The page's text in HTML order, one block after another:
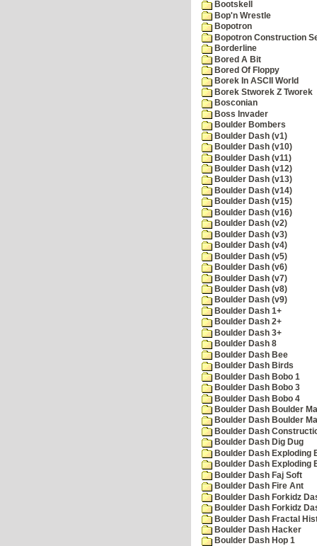
Bootskell
Bop'n Wrestle
Bopotron
Bopotron Construction
Borderline
Bored A Bit
Bored Of Floppy
Borek In ASCII World
Borek Stworek Z Tworek
Bosconian
Boss Invader
Boulder Bombers
Boulder Dash (v1)
Boulder Dash (v10)
Boulder Dash (v11)
Boulder Dash (v12)
Boulder Dash (v13)
Boulder Dash (v14)
Boulder Dash (v15)
Boulder Dash (v16)
Boulder Dash (v2)
Boulder Dash (v3)
Boulder Dash (v4)
Boulder Dash (v5)
Boulder Dash (v6)
Boulder Dash (v7)
Boulder Dash (v8)
Boulder Dash (v9)
Boulder Dash 1+
Boulder Dash 2+
Boulder Dash 3+
Boulder Dash 8
Boulder Dash Bee
Boulder Dash Birds
Boulder Dash Bobo 1
Boulder Dash Bobo 3
Boulder Dash Bobo 4
Boulder Dash Boulder
Boulder Dash Boulder
Boulder Dash
Boulder Dash Dig Dug
Boulder Dash Exploding
Boulder Dash Exploding
Boulder Dash Faj Soft
Boulder Dash Fire Ant
Boulder Dash Forkidz
Boulder Dash Forkidz
Boulder Dash Fractal
Boulder Dash Hacker
Boulder Dash Hop 1